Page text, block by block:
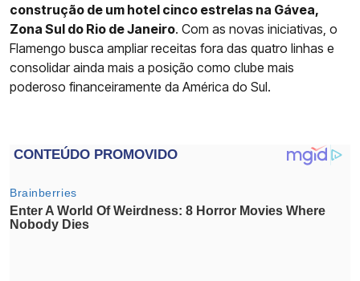
construção de um hotel cinco estrelas na Gávea,
Zona Sul do Rio de Janeiro. Com as novas iniciativas, o
Flamengo busca ampliar receitas fora das quatro linhas e
consolidar ainda mais a posição como clube mais
poderoso financeiramente da América do Sul.